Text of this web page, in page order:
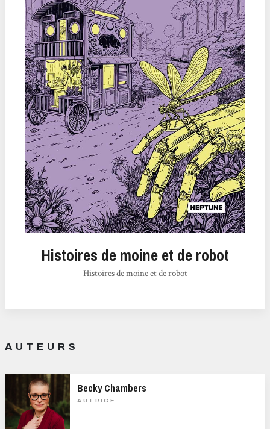
Histoires de moine et de robot
Histoires de moine et de robot
AUTEURS
Becky Chambers
AUTRICE